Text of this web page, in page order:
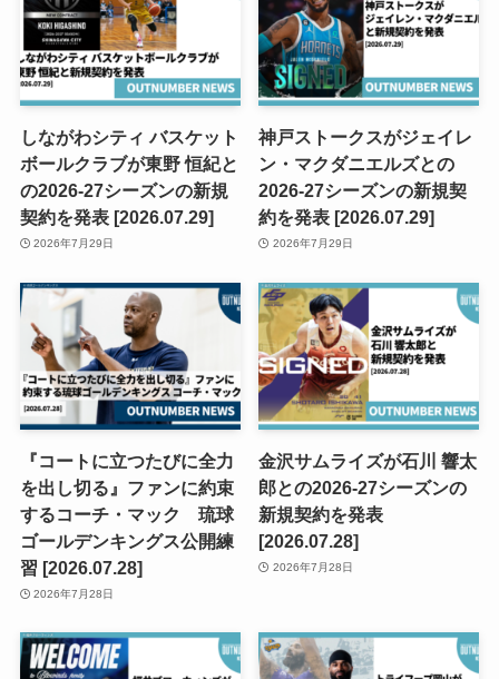
しながわシティ バスケット
ボールクラブが東野 恒紀と
の2026-27シーズンの新規
契約を発表 [2026.07.29]
2026年7月29日
神戸ストークスがジェイレ
ン・マクダニエルズとの
2026-27シーズンの新規契
約を発表 [2026.07.29]
2026年7月29日
『コートに立つたびに全力
を出し切る』ファンに約束
するコーチ・マック 琉球
ゴールデンキングス公開練
習 [2026.07.28]
2026年7月28日
金沢サムライズが石川 響太
郎との2026-27シーズンの
新規契約を発表
[2026.07.28]
2026年7月28日